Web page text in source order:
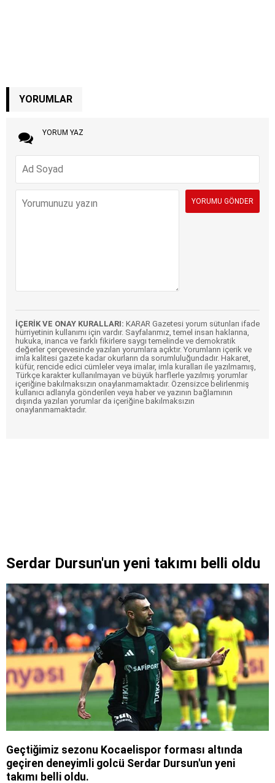
YORUMLAR
YORUM YAZ
İÇERİK VE ONAY KURALLARI: KARAR Gazetesi yorum sütunları ifade
hürriyetinin kullanımı için vardır. Sayfalarımız, temel insan haklarına,
hukuka, inanca ve farklı fikirlere saygı temelinde ve demokratik
değerler çerçevesinde yazılan yorumlara açıktır. Yorumların içerik ve
imla kalitesi gazete kadar okurların da sorumluluğundadır. Hakaret,
küfür, rencide edici cümleler veya imalar, imla kuralları ile yazılmamış,
Türkçe karakter kullanılmayan ve büyük harflerle yazılmış yorumlar
içeriğine bakılmaksızın onaylanmamaktadır. Özensizce belirlenmiş
kullanıcı adlarıyla gönderilen veya haber ve yazının bağlamının
dışında yazılan yorumlar da içeriğine bakılmaksızın
onaylanmamaktadır.
Serdar Dursun'un yeni takımı belli oldu
Geçtiğimiz sezonu Kocaelispor forması altında
geçiren deneyimli golcü Serdar Dursun'un yeni
takımı belli oldu.